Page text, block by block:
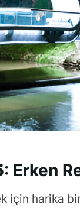
: Erken
için harika